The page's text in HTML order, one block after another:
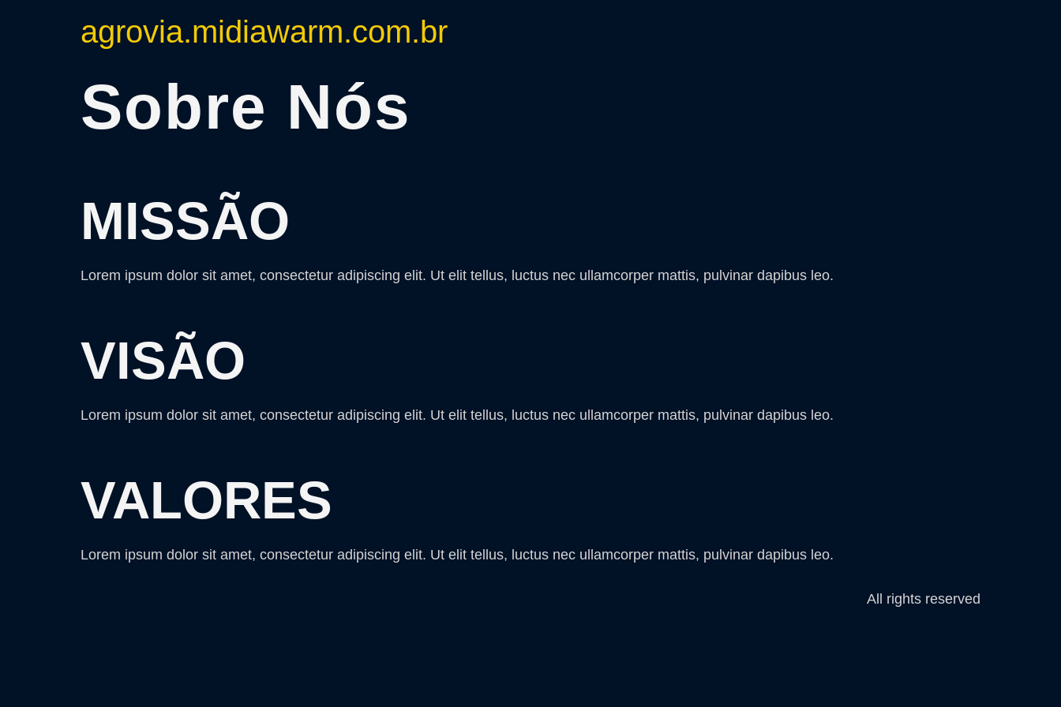
agrovia.midiawarm.com.br
Sobre Nós
MISSÃO
Lorem ipsum dolor sit amet, consectetur adipiscing elit. Ut elit tellus, luctus nec ullamcorper mattis, pulvinar dapibus leo.
VISÃO
Lorem ipsum dolor sit amet, consectetur adipiscing elit. Ut elit tellus, luctus nec ullamcorper mattis, pulvinar dapibus leo.
VALORES
Lorem ipsum dolor sit amet, consectetur adipiscing elit. Ut elit tellus, luctus nec ullamcorper mattis, pulvinar dapibus leo.
All rights reserved